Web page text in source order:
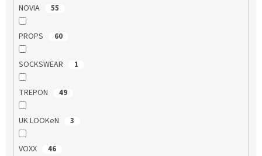
NOVIA 55
PROPS 60
SOCKSWEAR 1
TREPON 49
UK LOOKeN 3
VOXX 46